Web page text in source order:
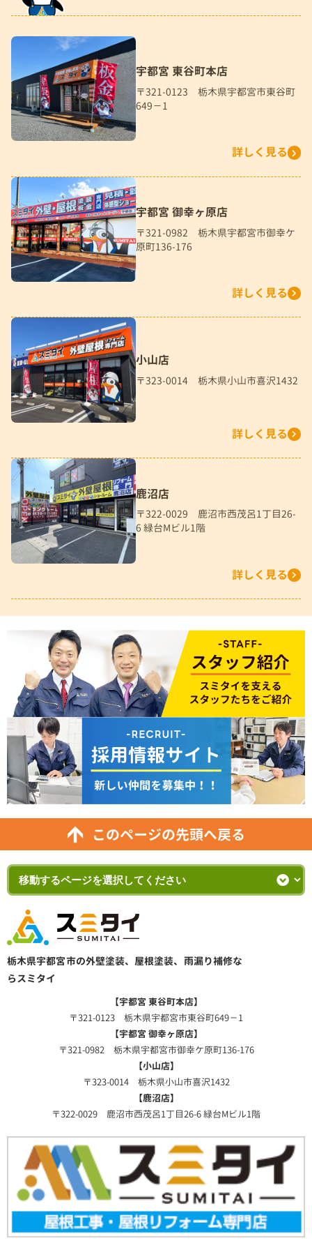
宇都宮 東谷町本店
〒321-0123 栃木県宇都宮市東谷町
649－1
詳しく見る
宇都宮 御幸ヶ原店
〒321-0982 栃木県宇都宮市御幸ケ
原町136-176
詳しく見る
小山店
〒323-0014 栃木県小山市喜沢1432
詳しく見る
鹿沼店
〒322-0029 鹿沼市西茂呂1丁目26-
6 緑台Mビル1階
詳しく見る
このページの先頭へ戻る
栃木県宇都宮市の外壁塗装、屋根塗装、雨漏り補修な
らスミタイ
【宇都宮 東谷町本店】
〒321-0123 栃木県宇都宮市東谷町649－1
【宇都宮 御幸ヶ原店】
〒321-0982 栃木県宇都宮市御幸ケ原町136-176
【小山店】
〒323-0014 栃木県小山市喜沢1432
【鹿沼店】
〒322-0029 鹿沼市西茂呂1丁目26-6 緑台Mビル1階